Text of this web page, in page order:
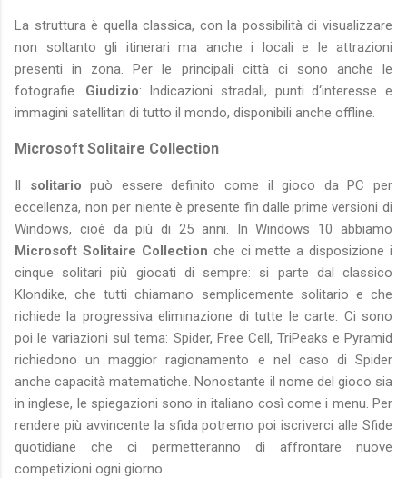
La struttura è quella classica, con la possibilità di visualizzare
non soltanto gli itinerari ma anche i locali e le attrazioni
presenti in zona. Per le principali città ci sono anche le
fotografie. Giudizio: Indicazioni stradali, punti d‘interesse e
immagini satellitari di tutto il mondo, disponibili anche offline.
Microsoft Solitaire Collection
Il solitario può essere definito come il gioco da PC per
eccellenza, non per niente è presente fin dalle prime versioni di
Windows, cioè da più di 25 anni. In Windows 10 abbiamo
Microsoft Solitaire Collection che ci mette a disposizione i
cinque solitari più giocati di sempre: si parte dal classico
Klondike, che tutti chiamano semplicemente solitario e che
richiede la progressiva eliminazione di tutte le carte. Ci sono
poi le variazioni sul tema: Spider, Free Cell, TriPeaks e Pyramid
richiedono un maggior ragionamento e nel caso di Spider
anche capacità matematiche. Nonostante il nome del gioco sia
in inglese, le spiegazioni sono in italiano così come i menu. Per
rendere più avvincente la sfida potremo poi iscriverci alle Sfide
quotidiane che ci permetteranno di affrontare nuove
competizioni ogni giorno.